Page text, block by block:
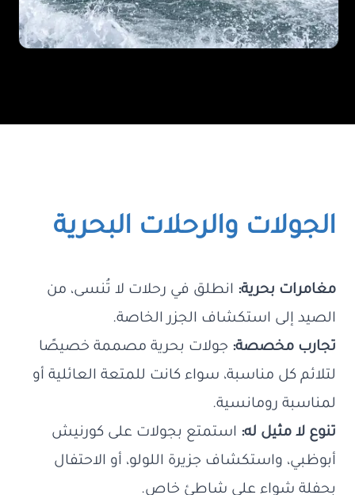
الجولات والرحلات البحرية
مغامرات بحرية: انطلق في رحلات لا تُنسى، من
الصيد إلى استكشاف الجزر الخاصة.
تجارب مخصصة: جولات بحرية مصممة خصيصًا
لتلائم كل مناسبة، سواء كانت للمتعة العائلية أو
لمناسبة رومانسية.
تنوع لا مثيل له: استمتع بجولات على كورنيش
أبوظبي، واستكشاف جزيرة اللولو، أو الاحتفال
بحفلة شواء على شاطئ خاص.